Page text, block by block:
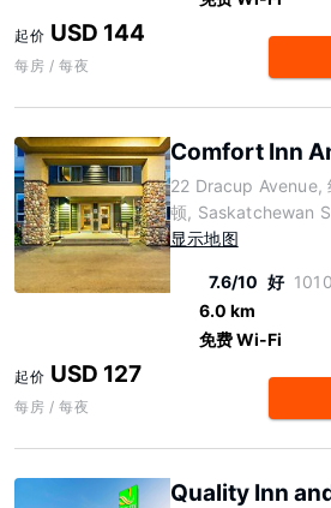
起价 USD 144
每房 / 每夜
Comfort Inn
22 Dracup Avenue,
顿, Saskatchewan
显示地图
7.6/10 好
6.0 km
免费 Wi-Fi
起价 USD 127
每房 / 每夜
Quality Inn